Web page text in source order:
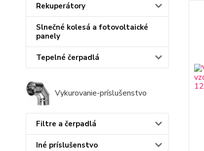
Rekuperátory
Slnečné kolesá a fotovoltaické
panely
Tepelné čerpadlá
Vykurovanie-príslušenstvo
Filtre a čerpadlá
Iné príslušenstvo